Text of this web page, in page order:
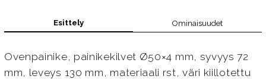
Esittely Ominaisuudet
Ovenpainike, painikekilvet Ø50×4 mm, syvyys 72
mm, leveys 130 mm, materiaali rst, väri kiillotettu